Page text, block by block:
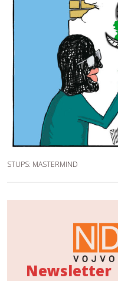
STUPS: MASTERMIND
Newsletter